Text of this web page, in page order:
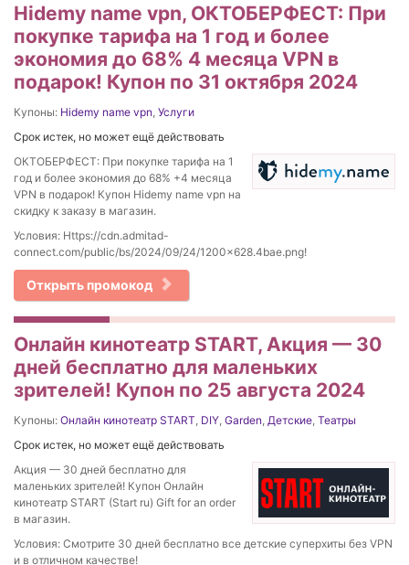
Hidemy name vpn, ОКТОБЕРФЕСТ: При
покупке тарифа на 1 год и более
экономия до 68% 4 месяца VPN в
подарок! Купон по 31 октября 2024
Купоны: Hidemy name vpn Услуги
Срок истек, но может ещё действовать
ОКТОБЕРФЕСТ: При покупке тарифа на 1
год и более экономия до 68% +4 месяца
VPN в подарок! Купон Hidemy name vpn на
скидку к заказу в магазин.
Условия: Https://cdn.admitad-
connect.com/public/bs/2024/09/24/1200×628.4bae.png!
Открыть промокод
Онлайн кинотеатр START, Акция — 30
дней бесплатно для маленьких
зрителей! Купон по 25 августа 2024
Купоны: Онлайн кинотеатр START DIY Garden Детские Театры
Срок истек, но может ещё действовать
Акция — 30 дней бесплатно для
маленьких зрителей! Купон Онлайн
кинотеатр START (Start ru) Gift for an order
в магазин.
Условия: Смотрите 30 дней бесплатно все детские суперхиты без VPN
и в отличном качестве!